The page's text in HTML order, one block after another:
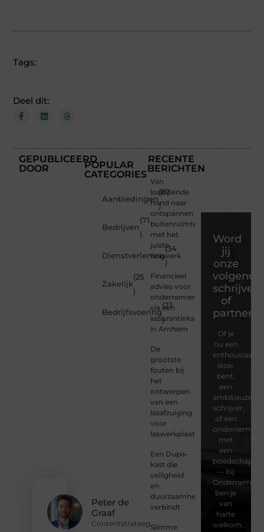
Tags:
Deel dit:
GEPUBLICEERD
DOOR
Peter de
Graaf
Contentstrateeg
POPULAR
CATEGORIES
Aanbiedingen
(87
)
Bedrijven
(71
)
Dienstverlening
(34
)
Zakelijk
(25
)
Bedrijfsvoering
(23
)
RECENTE
BERICHTEN
Van
loslopende
hond naar
ontspannen
buitenruimte
met het
juiste
hekwerk
Financieel
advies voor
ondernemers
via een
assurantiekantoor
in Arnhem
De
grootste
fouten bij
het
ontwerpen
van een
lasafzuiging
voor
laswerkplaatsen
Een Dupa-
kast die
veiligheid
en
duurzaamheid
verbindt
Slimme
Word
jij
onze
volgende
schrijver
of
partner?
Of je
nu een
enthousiaste
lezer
bent,
een
ambitieuze
schrijver,
of een
ondernemer
met
een
boodschap
— bij
ben je
van
harte
welkom.